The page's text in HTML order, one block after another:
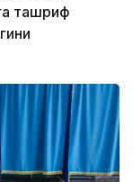
ташриф